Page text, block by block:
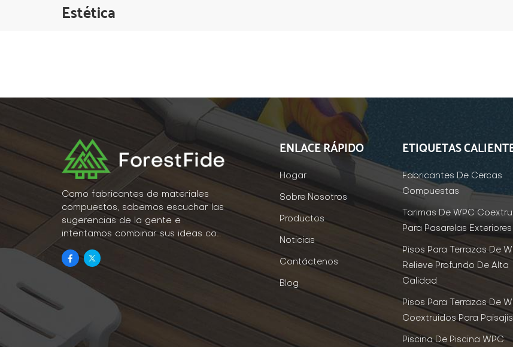
Estética
Como fabricantes de materiales
compuestos, sabemos escuchar las
sugerencias de la gente e
intentamos combinar sus ideas con
la realidad como parte de nuestro
estilo de vida.
ENLACE RÁPIDO
Hogar
Sobre Nosotros
Productos
Noticias
Contáctenos
Blog
ETIQUETAS
Fabricantes De Cercas
Compuestas
Tarimas De WPC
Para Pasarelas Exteriores
Pisos Para Terrazas De
Relieve Profundo De Alta
Calidad
Pisos Para Terrazas De
Coextruidos Para
Piscina De Piscina WPC